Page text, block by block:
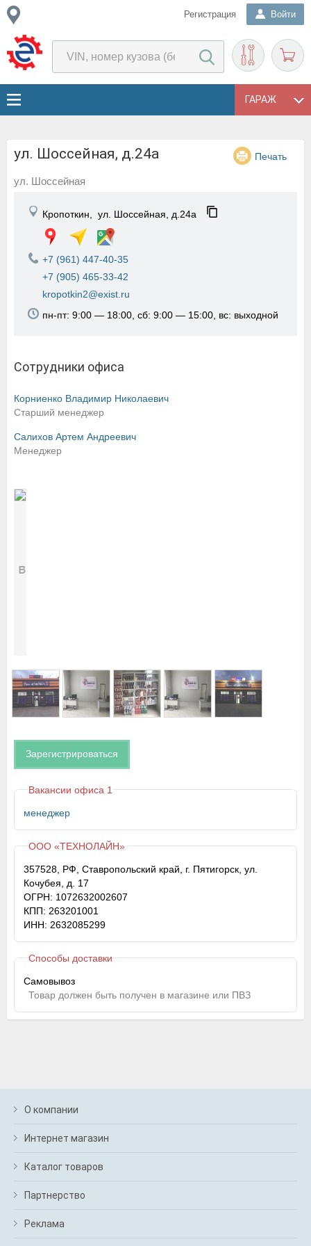
Регистрация Войти
ГАРАЖ
ул. Шоссейная, д.24а Печать
ул. Шоссейная
Кропоткин, ул. Шоссейная, д.24а
+7 (961) 447-40-35
+7 (905) 465-33-42
kropotkin2@exist.ru
пн-пт: 9:00 — 18:00, сб: 9:00 — 15:00, вс: выходной
Сотрудники офиса
Корниенко Владимир Николаевич
Старший менеджер
Салихов Артем Андреевич
Менеджер
Зарегистрироваться
Вакансии офиса 1
менеджер
ООО «ТЕХНОЛАЙН»
357528, РФ, Ставропольский край, г. Пятигорск, ул.
Кочубея, д. 17
ОГРН: 1072632002607
КПП: 263201001
ИНН: 2632085299
Способы доставки
Самовывоз
Товар должен быть получен в магазине или ПВЗ
О компании
Интернет магазин
Каталог товаров
Партнерство
Реклама